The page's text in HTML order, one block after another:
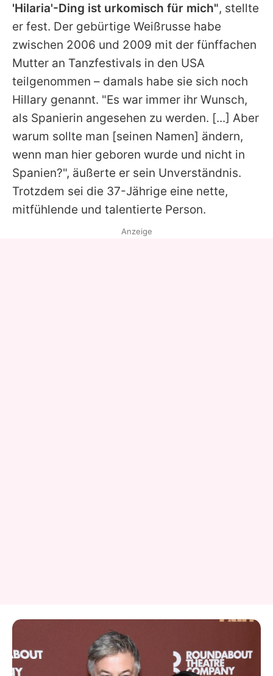
'Hilaria'-Ding ist urkomisch für mich", stellte
er fest. Der gebürtige Weißrusse habe
zwischen 2006 und 2009 mit der fünffachen
Mutter an Tanzfestivals in den USA
teilgenommen – damals habe sie sich noch
Hillary genannt. "Es war immer ihr Wunsch,
als Spanierin angesehen zu werden. [...] Aber
warum sollte man [seinen Namen] ändern,
wenn man hier geboren wurde und nicht in
Spanien?", äußerte er sein Unverständnis.
Trotzdem sei die 37-Jährige eine nette,
mitfühlende und talentierte Person.
Anzeige